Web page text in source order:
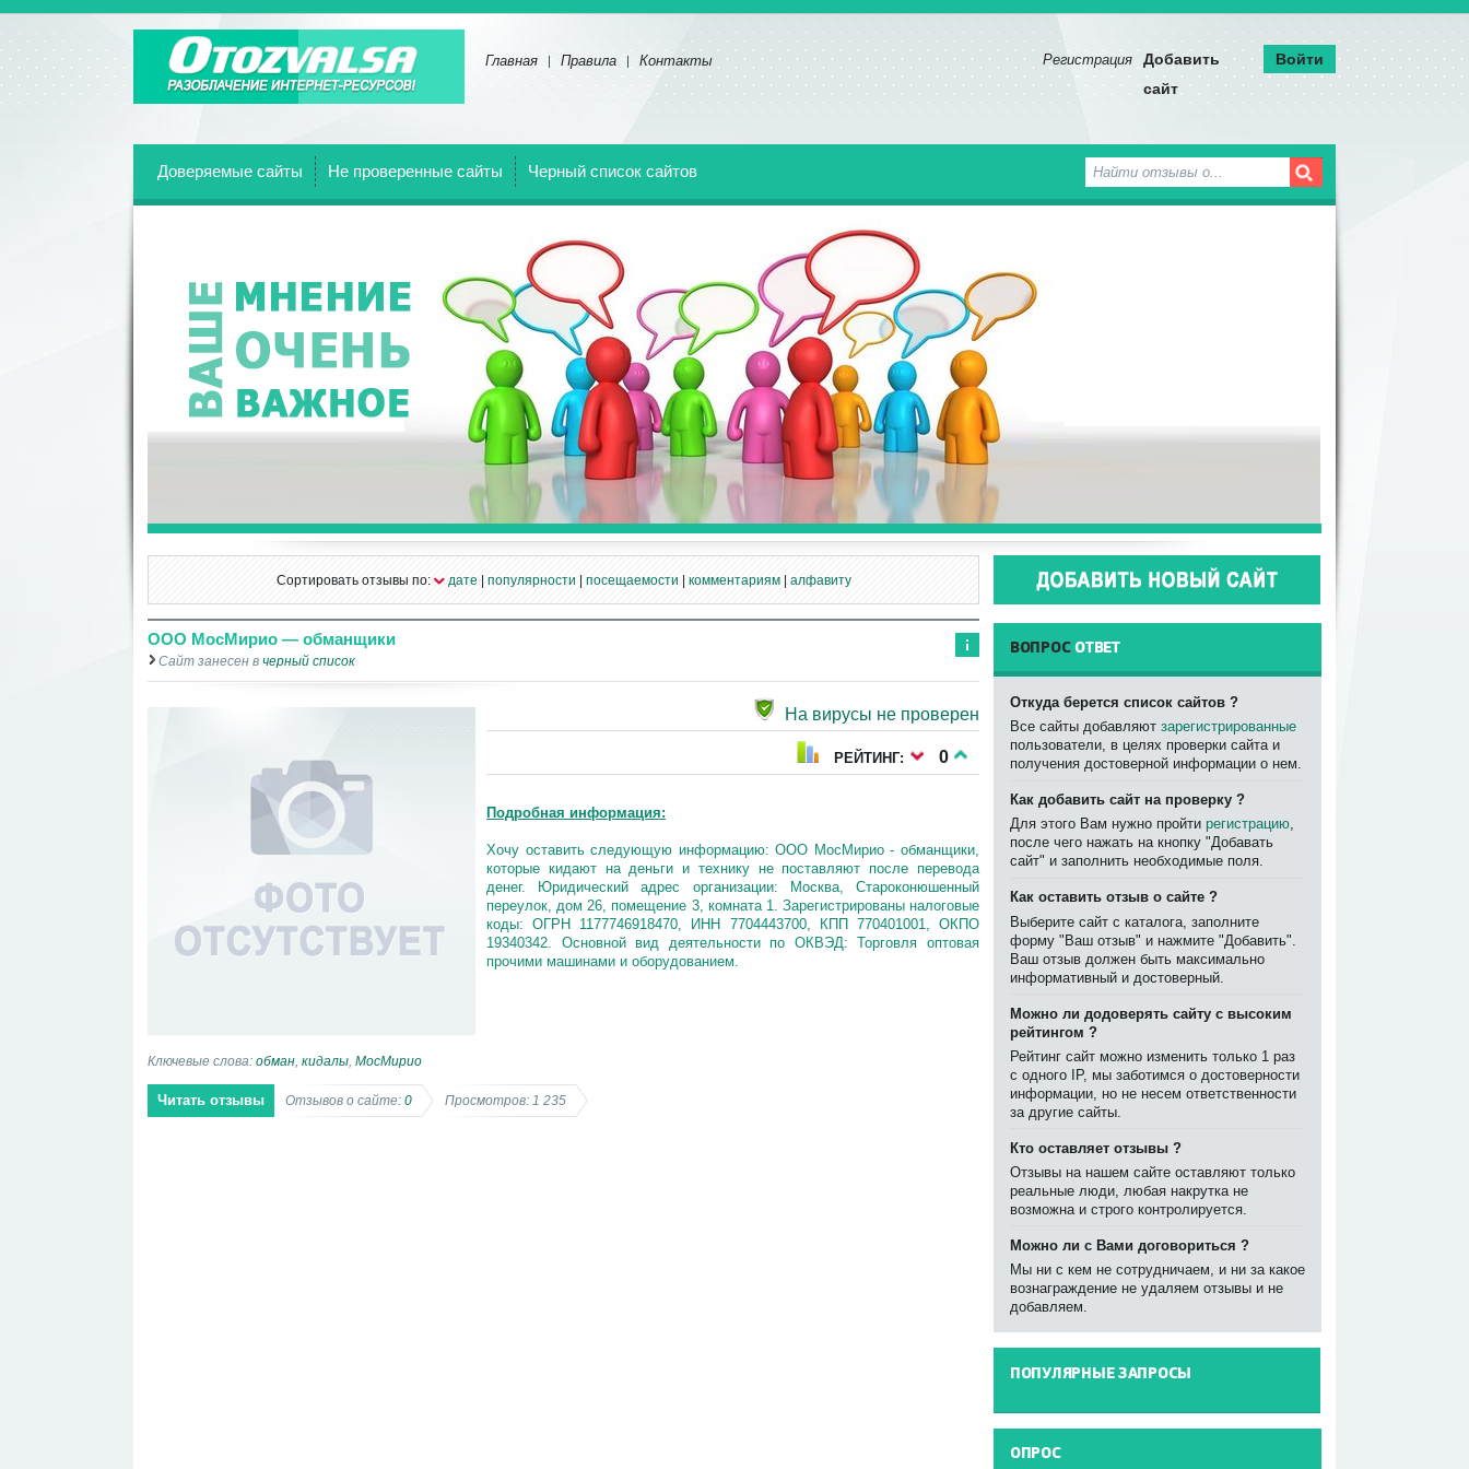
Регистрация
Добавить
сайт
Войти
Главная Правила Контакты
Доверяемые сайты Не проверенные сайты Черный список сайтов
Сортировать отзывы по: дате | популярности | посещаемости | комментариям| алфавиту
фо
аци
я к
нов
ост
и
ООО МосМирио — обманщики
Сайт занесен в черный список
На вирусы не проверен
РЕЙТИНГ: 0
Подробная информация:
Хочу оставить следующую информацию: ООО МосМирио - обманщики,
которые кидают на деньги и технику не поставляют после перевода
денег. Юридический адрес организации: Москва, Староконюшенный
переулок, дом 26, помещение 3, комната 1. Зарегистрированы налоговые
коды: ОГРН 1177746918470, ИНН 7704443700, КПП 770401001, ОКПО
19340342. Основной вид деятельности по ОКВЭД: Торговля оптовая
прочими машинами и оборудованием.
Ключевые слова: обман кидалы МосМирио
Читать отзывы Отзывов о сайте: 0 Просмотров: 1 235
ВОПРОСОТВЕТ
Откуда берется список сайтов ?
Все сайты добавляют зарегистрированные
пользователи, в целях проверки сайта и
получения достоверной информации о нем.
Как добавить сайт на проверку ?
Для этого Вам нужно пройти регистрацию,
после чего нажать на кнопку "Добавать
сайт" и заполнить необходимые поля.
Как оставить отзыв о сайте ?
Выберите сайт с каталога, заполните
форму "Ваш отзыв" и нажмите "Добавить".
Ваш отзыв должен быть максимально
информативный и достоверный.
Можно ли додоверять сайту с высоким
рейтингом ?
Рейтинг сайт можно изменить только 1 раз
с одного IP, мы заботимся о достоверности
информации, но не несем ответственности
за другие сайты.
Кто оставляет отзывы ?
Отзывы на нашем сайте оставляют только
реальные люди, любая накрутка не
возможна и строго контролируется.
Можно ли с Вами договориться ?
Мы ни с кем не сотрудничаем, и ни за какое
вознаграждение не удаляем отзывы и не
добавляем.
ПОПУЛЯРНЫЕ ЗАПРОСЫ
ОПРОС